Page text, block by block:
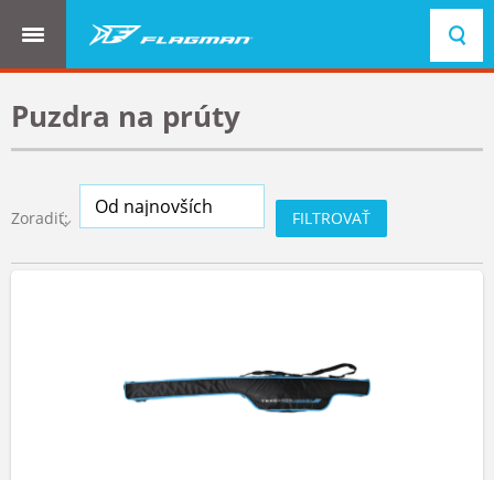
Puzdra na prúty
Zoradiť: FILTROVAŤ